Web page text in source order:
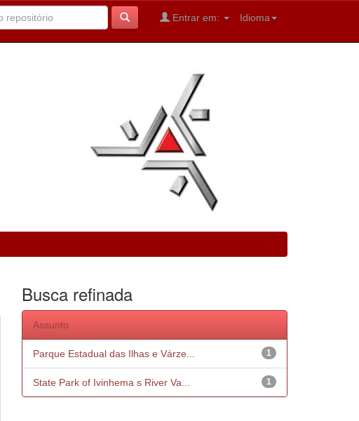
Idioma
Entrar em:
Busca refinada
Assunto
1
Parque Estadual das Ilhas e Várze...
1
State Park of Ivinhema s River Va...